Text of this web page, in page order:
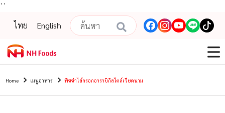
``
ไทย
English
Home เมนูอาหาร พิซซ่าไส้กรอกอาราบิกิสไตล์เวียดนาม